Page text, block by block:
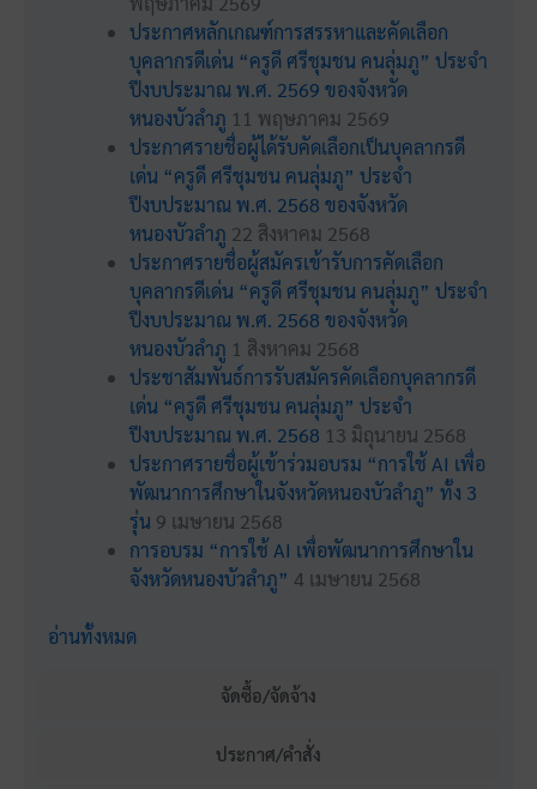
จัดซื้อ/จัดจ้าง
ประกาศ/คำสั่ง
ประกาศหลักเกณฑ์การสรรหาและคัดเลือก
บุคลากรดีเด่น “ครูดี ศรีชุมชน คนลุ่มภู” ประจำ
ปีงบประมาณ พ.ศ. 2569 ของจังหวัด
หนองบัวลำภู 11 พฤษภาคม 2569
ประกาศรายชื่อผู้ได้รับคัดเลือกเป็นบุคลากรดี
เด่น “ครูดี ศรีชุมชน คนลุ่มภู” ประจำ
ปีงบประมาณ พ.ศ. 2568 ของจังหวัด
หนองบัวลำภู 22 สิงหาคม 2568
ประกาศรายชื่อผู้สมัครเข้ารับการคัดเลือก
บุคลากรดีเด่น “ครูดี ศรีชุมชน คนลุ่มภู” ประจำ
ปีงบประมาณ พ.ศ. 2568 ของจังหวัด
หนองบัวลำภู 1 สิงหาคม 2568
ประชาสัมพันธ์การรับสมัครคัดเลือกบุคลากรดี
เด่น “ครูดี ศรีชุมชน คนลุ่มภู” ประจำ
ปีงบประมาณ พ.ศ. 2568 13 มิถุนายน 2568
ประกาศรายชื่อผู้เข้าร่วมอบรม “การใช้ AI เพื่อ
พัฒนาการศึกษาในจังหวัดหนองบัวลำภู” ทั้ง 3
รุ่น 9 เมษายน 2568
การอบรม “การใช้ AI เพื่อพัฒนาการศึกษาใน
จังหวัดหนองบัวลำภู” 4 เมษายน 2568
อ่านทั้งหมด